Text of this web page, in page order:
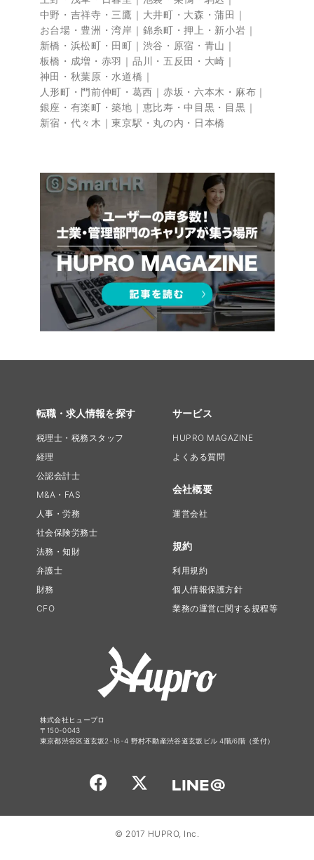
中野・吉祥寺・三鷹
大井町・大森・蒲田
お台場・豊洲・湾岸
錦糸町・押上・新小岩
新橋・浜松町・田町
渋谷・原宿・青山
板橋・成増・赤羽
品川・五反田・大崎
神田・秋葉原・水道橋
人形町・門前仲町・葛西
赤坂・六本木・麻布
銀座・有楽町・築地
恵比寿・中目黒・目黒
新宿・代々木
東京駅・丸の内・日本橋
転職・求人情報を探す
税理士・税務スタッフ
経理
公認会計士
M&A・FAS
人事・労務
社会保険労務士
法務・知財
弁護士
財務
CFO
サービス
HUPRO MAGAZINE
よくある質問
会社概要
運営会社
規約
利用規約
個人情報保護方針
業務の運営に関する規程等
株式会社ヒュープロ
〒150-0043
東京都渋谷区道玄坂2-16-4 野村不動産渋谷道玄坂ビル 4階/6階（受付）
© 2017 HUPRO, Inc.